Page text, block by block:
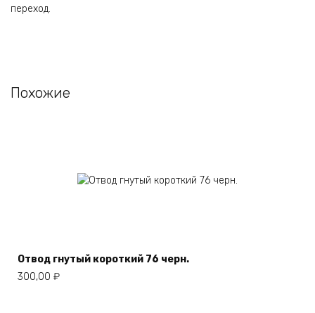
переход.
Похожие
Отвод гнутый короткий 76 черн.
300,00 ₽